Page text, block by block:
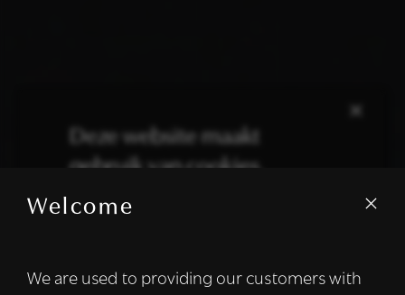
Welcome
We are used to providing our customers with
×
Deze website maakt
gebruik van cookies.
We gebruiken cookies om inhoud en
informatie over uw gebruik van onze site